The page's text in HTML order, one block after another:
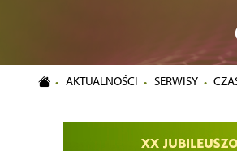
AKTUALNOŚCI SERWISY